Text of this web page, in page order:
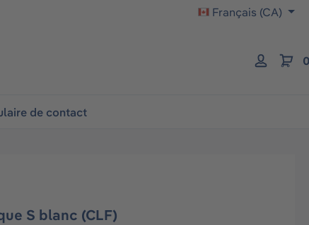
Français (CA)
de contact
S blanc (CLF)